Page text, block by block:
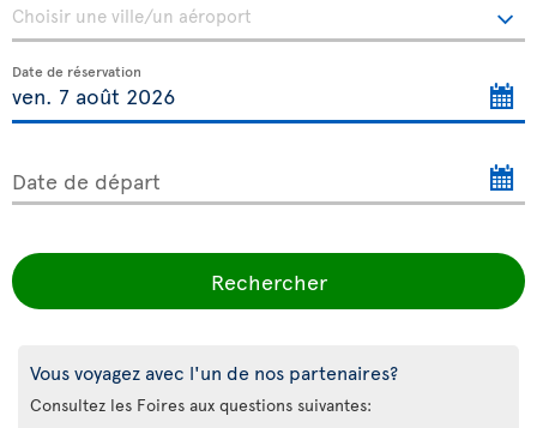
Date de réservation
Date de départ
Rechercher
Vous voyagez avec l'un de nos partenaires?
Consultez les Foires aux questions suivantes: